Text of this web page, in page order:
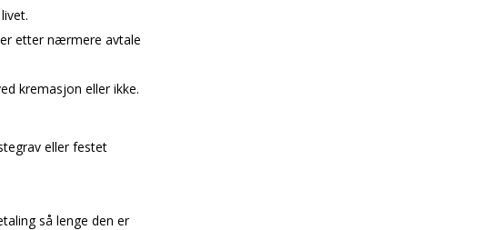
etter nærmere avtale
kremasjon eller ikke.
eller festet
så lenge den er